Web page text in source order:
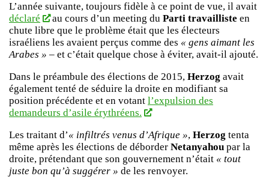
L’année suivante, toujours fidèle à ce point de vue, il avait
déclaré
au cours d’un meeting du Parti travailliste en
chute libre que le problème était que les électeurs
israéliens les avaient perçus comme des « gens aimant les
Arabes » – et c’était quelque chose à éviter, avait-il ajouté.
Dans le préambule des élections de 2015, Herzog avait
également tenté de séduire la droite en modifiant sa
position précédente et en votant l’expulsion des
demandeurs d’asile érythréens.
Les traitant d’« infiltrés venus d’Afrique », Herzog tenta
même après les élections de déborder Netanyahou par la
droite, prétendant que son gouvernement n’était « tout
juste bon qu’à suggérer » de les renvoyer.